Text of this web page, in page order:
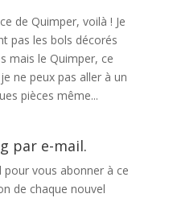
de Quimper, voilà ! Je
pas les bols décorés
mais le Quimper, ce
ne peux pas aller à un
pièces même...
par e-mail.
pour vous abonner à ce
de chaque nouvel